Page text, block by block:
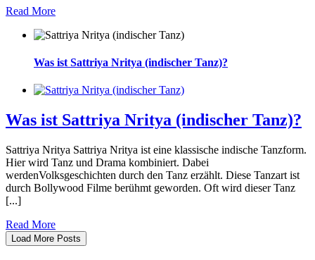
Read More
Was ist Sattriya Nritya (indischer Tanz)?
Was ist Sattriya Nritya (indischer Tanz)?
Sattriya Nritya Sattriya Nritya ist eine klassische indische Tanzform.
Hier wird Tanz und Drama kombiniert. Dabei
werdenVolksgeschichten durch den Tanz erzählt. Diese Tanzart ist
durch Bollywood Filme berühmt geworden. Oft wird dieser Tanz
[...]
Read More
Load More Posts